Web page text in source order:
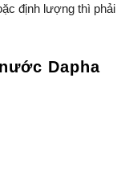
định lượng thì phải
Dapha